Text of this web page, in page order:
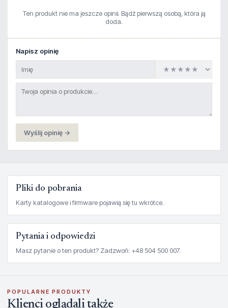
Ten produkt nie ma jeszcze opinii. Bądź pierwszą osobą, która ją
doda.
Napisz opinię
Wyślij opinię →
Pliki do pobrania
Karty katalogowe i firmware pojawią się tu wkrótce.
Pytania i odpowiedzi
Masz pytanie o ten produkt? Zadzwoń: +48 504 500 007.
POPULARNE PRODUKTY
Klienci oglądali także